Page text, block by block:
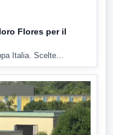
Flores per il
Italia. Scelte...